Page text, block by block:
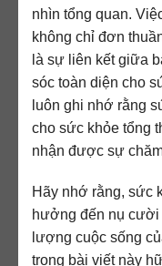
nhìn tổng quan.
không chỉ đơn
là sự liên kết giữa
sóc toàn diện cho
luôn ghi nhớ rằng
cho sức khỏe tổng
nhận được sự
Hãy nhớ rằng, sức
hưởng đến nụ cười
lượng cuộc sống
trong bài viết này